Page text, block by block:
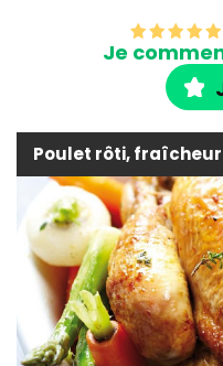
Je
Poulet rôti,